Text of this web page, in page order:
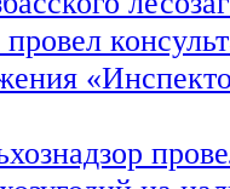
провел